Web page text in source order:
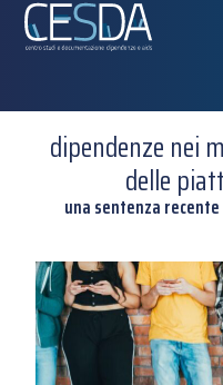
dipendenze nei
delle
una sentenza